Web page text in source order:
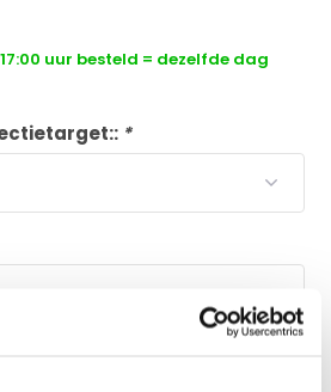
uur besteld = dezelfde dag
*